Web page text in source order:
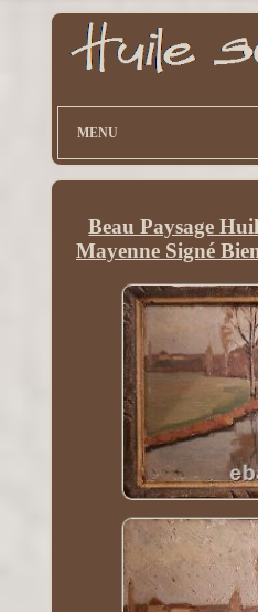
MENU
Beau Paysage
Mayenne Signé